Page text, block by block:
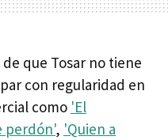
que Tosar no tiene
con regularidad en
como 'El
perdón', 'Quien a